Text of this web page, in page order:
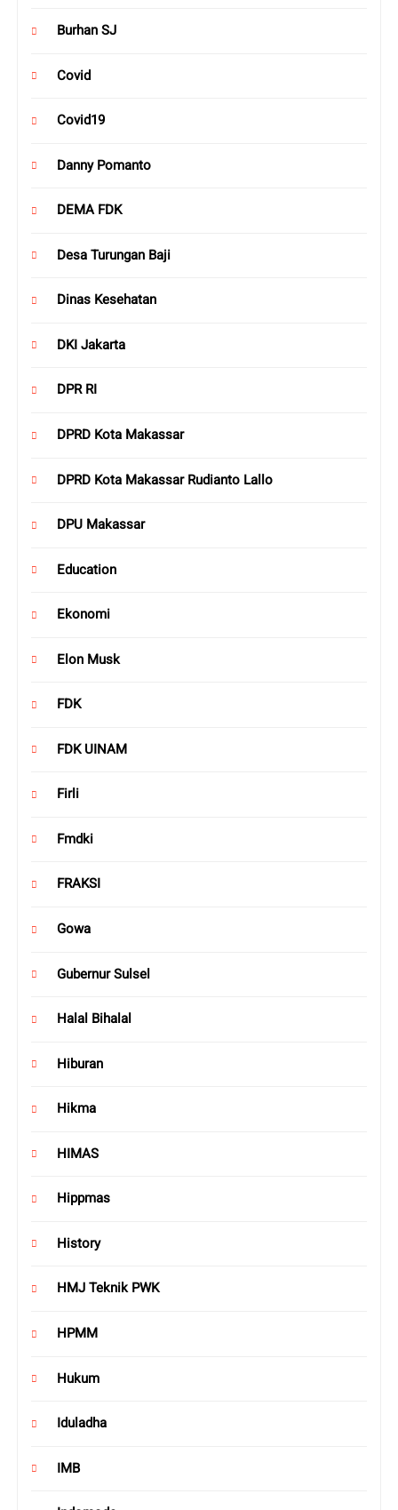
Burhan SJ
Covid
Covid19
Danny Pomanto
DEMA FDK
Desa Turungan Baji
Dinas Kesehatan
DKI Jakarta
DPR RI
DPRD Kota Makassar
DPRD Kota Makassar Rudianto Lallo
DPU Makassar
Education
Ekonomi
Elon Musk
FDK
FDK UINAM
Firli
Fmdki
FRAKSI
Gowa
Gubernur Sulsel
Halal Bihalal
Hiburan
Hikma
HIMAS
Hippmas
History
HMJ Teknik PWK
HPMM
Hukum
Iduladha
IMB